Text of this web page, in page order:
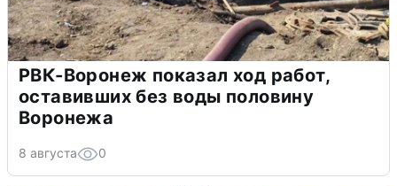
РВК-Воронеж показал ход работ,
оставивших без воды половину
Воронежа
8 августа 0